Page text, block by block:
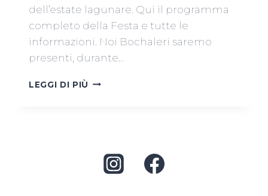
dell’estate lagunare. Qui il programma
completo della Festa e tutte le
informazioni. Noi Bochaleri saremo
presenti, durante…
LEGGI DI PIÙ LABORATORI
SAN
PIERO